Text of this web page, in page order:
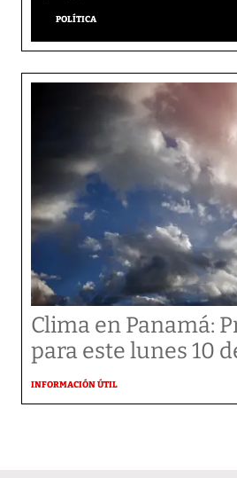
POLÍTICA
Clima en Panamá:
para este lunes 10
INFORMACIÓN ÚTIL